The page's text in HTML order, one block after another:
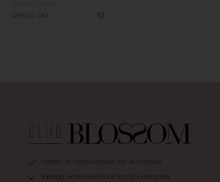
1.265,00 DKK
Optjen 3% i bonuskroner når du handler
Særlige, eksklusive tilbud kun til klubkunder